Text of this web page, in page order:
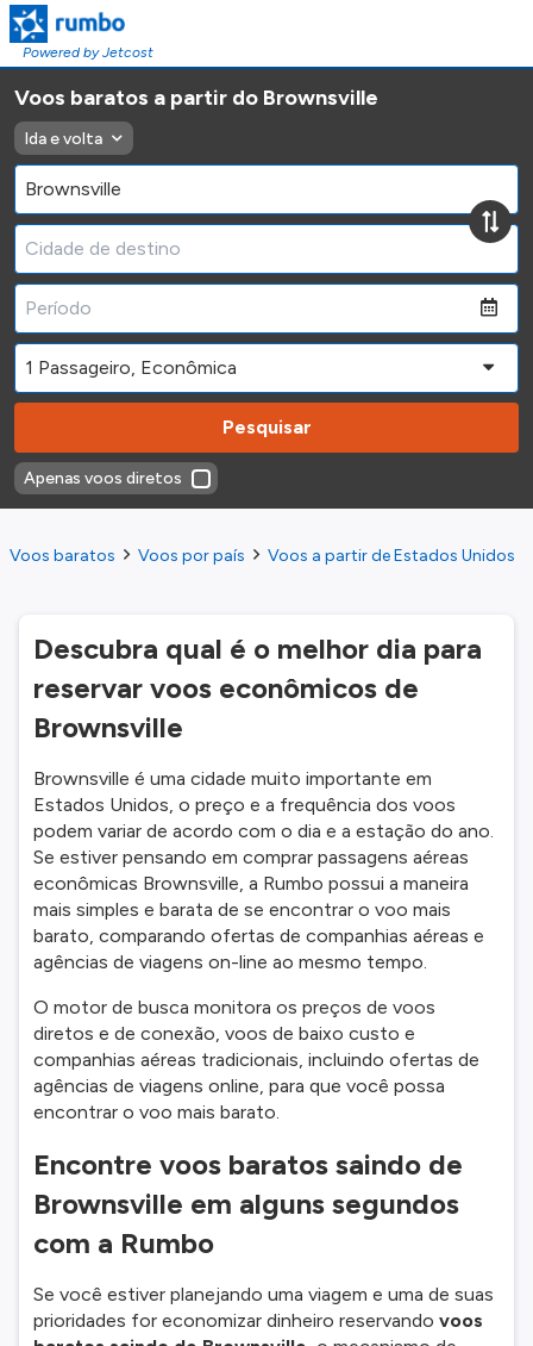
Powered by Jetcost
Voos baratos a partir do Brownsville
Ida e volta
Pesquisar
Apenas voos diretos
Voos baratos Voos por país Voos a partir de Estados Unidos
Descubra qual é o melhor dia para
reservar voos econômicos de
Brownsville
Brownsville é uma cidade muito importante em
Estados Unidos, o preço e a frequência dos voos
podem variar de acordo com o dia e a estação do ano.
Se estiver pensando em comprar passagens aéreas
econômicas Brownsville, a Rumbo possui a maneira
mais simples e barata de se encontrar o voo mais
barato, comparando ofertas de companhias aéreas e
agências de viagens on-line ao mesmo tempo.
O motor de busca monitora os preços de voos
diretos e de conexão, voos de baixo custo e
companhias aéreas tradicionais, incluindo ofertas de
agências de viagens online, para que você possa
encontrar o voo mais barato.
Encontre voos baratos saindo de
Brownsville em alguns segundos
com a Rumbo
Se você estiver planejando uma viagem e uma de suas
prioridades for economizar dinheiro reservando voos